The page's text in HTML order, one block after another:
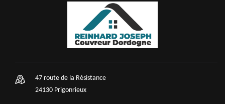
47 route de la Résistance
24130 Prigonrieux